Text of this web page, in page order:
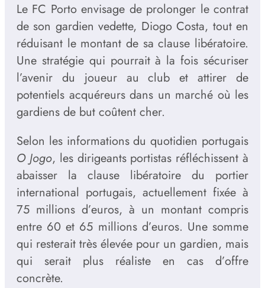
Le FC Porto envisage de prolonger le contrat
de son gardien vedette, Diogo Costa, tout en
réduisant le montant de sa clause libératoire.
Une stratégie qui pourrait à la fois sécuriser
l’avenir du joueur au club et attirer de
potentiels acquéreurs dans un marché où les
gardiens de but coûtent cher.
Selon les informations du quotidien portugais
O Jogo, les dirigeants portistas réfléchissent à
abaisser la clause libératoire du portier
international portugais, actuellement fixée à
75 millions d’euros, à un montant compris
entre 60 et 65 millions d’euros. Une somme
qui resterait très élevée pour un gardien, mais
qui serait plus réaliste en cas d’offre
concrète.